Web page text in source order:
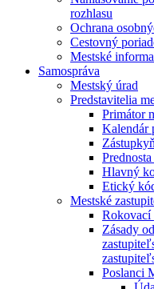
rozhlasu
Ochrana
Cestovný
Mestské
Samospráva
Mestský úrad
Predstavitelia
Primátor
Kalendár
Hlavný
Etický
Mestské
Rokovací
Zásady
Poslanci